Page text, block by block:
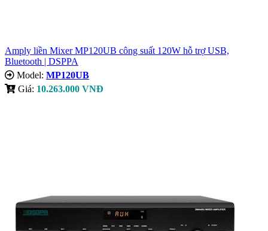
Amply liền Mixer MP120UB công suất 120W hỗ trợ USB,
Bluetooth | DSPPA
Model: MP120UB
Giá: 10.263.000 VNĐ